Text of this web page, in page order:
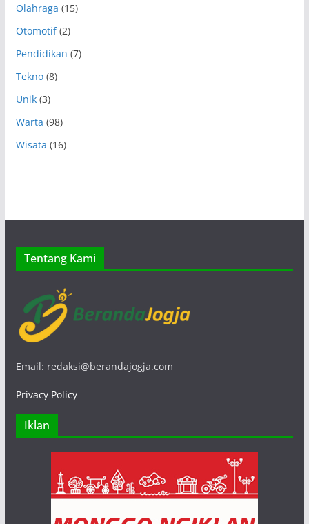
Olahraga (15)
Otomotif(2)
Pendidikan (7)
Tekno(8)
Unik(3)
Warta (98)
Wisata (16)
Tentang Kami
Email: redaksi@berandajogja.com
Privacy Policy
Iklan